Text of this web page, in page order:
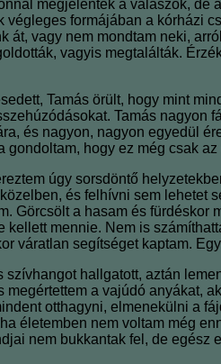
megjelentek a válaszok, de
formájában a kórházi
át, vagy nem mondtam neki,
vagyis megtalálták.
Tamás örült, hogy mint
Tamás
és nagyon, nagyon egyedül
gondoltam, hogy ez még csak
úgy sorsdöntő
és felhívni sem
Görcsölt a hasam és
mennie. Nem is
váratlan segítséget kaptam.
hallgatott, aztán
megértettem a vajúdó anyákat,
otthagyni, elmenekülni a
életemben nem voltam még
nem bukkantak fel, de egész